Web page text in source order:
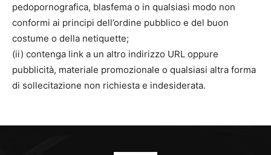
pedopornografica, blasfema o in qualsiasi modo non
conformi ai principi dell’ordine pubblico e del buon
costume o della netiquette;
(ii) contenga link a un altro indirizzo URL oppure
pubblicità, materiale promozionale o qualsiasi altra forma
di sollecitazione non richiesta e indesiderata.